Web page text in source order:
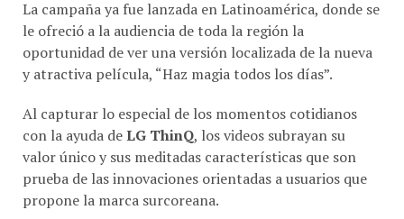
le ofreció a la audiencia de toda la región la
oportunidad de ver una versión localizada de la nueva
y atractiva película, “Haz magia todos los días”.
Al capturar lo especial de los momentos cotidianos
con la ayuda deLG ThinQ, los videos subrayan su
valor único y sus meditadas características que son
prueba de las innovaciones orientadas a usuarios que
propone la marca surcoreana.